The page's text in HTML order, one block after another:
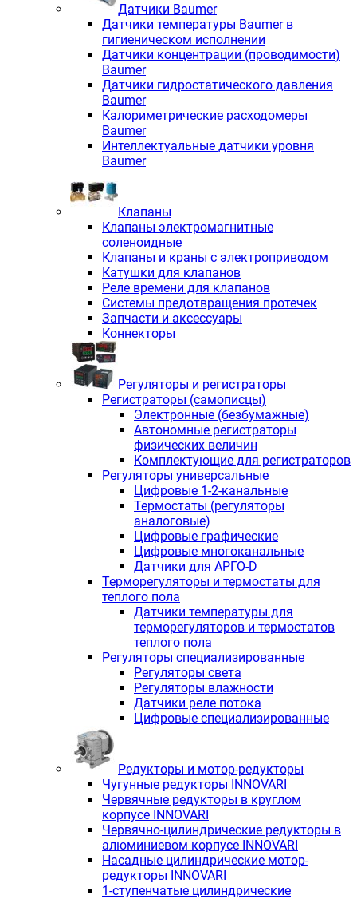
Датчики Baumer
Датчики температуры Baumer в
гигиеническом исполнении
Датчики концентрации (проводимости)
Baumer
Датчики гидростатического давления
Baumer
Калориметрические расходомеры
Baumer
Интеллектуальные датчики уровня
Baumer
Клапаны
Клапаны электромагнитные
соленоидные
Клапаны и краны с электроприводом
Катушки для клапанов
Реле времени для клапанов
Системы предотвращения протечек
Запчасти и аксессуары
Коннекторы
Регуляторы и регистраторы
Регистраторы (самописцы)
Электронные (безбумажные)
Автономные регистраторы
физических величин
Комплектующие для регистраторов
Регуляторы универсальные
Цифровые 1-2-канальные
Термостаты (регуляторы
аналоговые)
Цифровые графические
Цифровые многоканальные
Датчики для АРГО-D
Терморегуляторы и термостаты для
теплого пола
Датчики температуры для
терморегуляторов и термостатов
теплого пола
Регуляторы специализированные
Регуляторы света
Регуляторы влажности
Датчики реле потока
Цифровые специализированные
Редукторы и мотор-редукторы
Чугунные редукторы INNOVARI
Червячные редукторы в круглом
корпусе INNOVARI
Червячно-цилиндрические редукторы в
алюминиевом корпусе INNOVARI
Насадные цилиндрические мотор-
редукторы INNOVARI
1-ступенчатые цилиндрические